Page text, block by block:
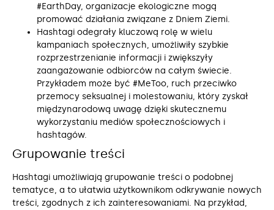
#EarthDay, organizacje ekologiczne mogą
promować działania związane z Dniem Ziemi.
Hashtagi odegrały kluczową rolę w wielu
kampaniach społecznych, umożliwiły szybkie
rozprzestrzenianie informacji i zwiększyły
zaangażowanie odbiorców na całym świecie.
Przykładem może być #MeToo, ruch przeciwko
przemocy seksualnej i molestowaniu, który zyskał
międzynarodową uwagę dzięki skutecznemu
wykorzystaniu mediów społecznościowych i
hashtagów.
Grupowanie treści
Hashtagi umożliwiają grupowanie treści o podobnej
tematyce, a to ułatwia użytkownikom odkrywanie nowych
treści, zgodnych z ich zainteresowaniami. Na przykład,